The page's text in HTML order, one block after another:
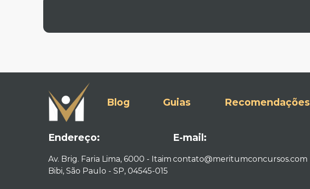
Blog Guias Recomendações
Endereço:
Av. Brig. Faria Lima, 6000 - Itaim
Bibi, São Paulo - SP, 04545-015​
E-mail:
contato@meritumconcursos.com